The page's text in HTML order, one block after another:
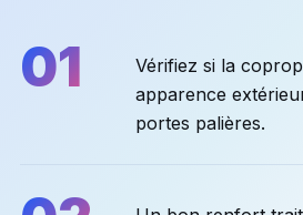
01
Vérifiez si la
apparence
portes palières.